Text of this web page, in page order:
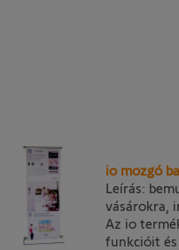
io mozgó
Leírás:
vásárokra,
Az io
funkcióit